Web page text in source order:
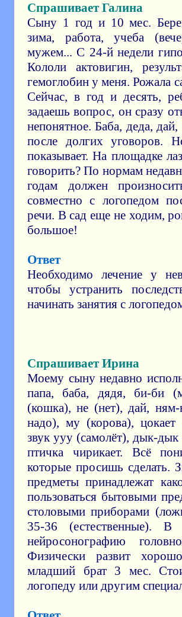
Спрашивает Галина
Сыну 1 год и 10 мес.
зима, работа, учеба
мужем... С 24-й недели
Кололи актовигин,
гемоглобин у меня. Рожала
Сейчас, в год и десять,
задаешь вопрос, он сразу
непонятное. Баба, деда,
после долгих уговоров.
показывает. На площадке
говорить? По нормам
годам должен
совместно с логопедом
речи. В сад еще не ходим,
большое!
Ответ
Необходимо лечение у
чтобы устранить
начинать занятия с
Спрашивает Ирина
Моему сыну недавно
папа, баба, дядя, би-би
(кошка), не (нет), дай, ням-
надо), му (корова), цокает
звук ууу (самолёт), дык-
птичка чирикает. Всё
которые просишь сделать.
предметы принадлежат
пользоваться бытовыми
столовыми приборами
35-36
нейросонографию
Физически развит
младший брат 3 мес.
логопеду или другим